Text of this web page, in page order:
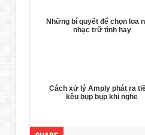
Những bí quyết để chọn loa
nhạc trữ tình hay
Cách xử lý Amply phát ra
kêu bụp bụp khi nghe